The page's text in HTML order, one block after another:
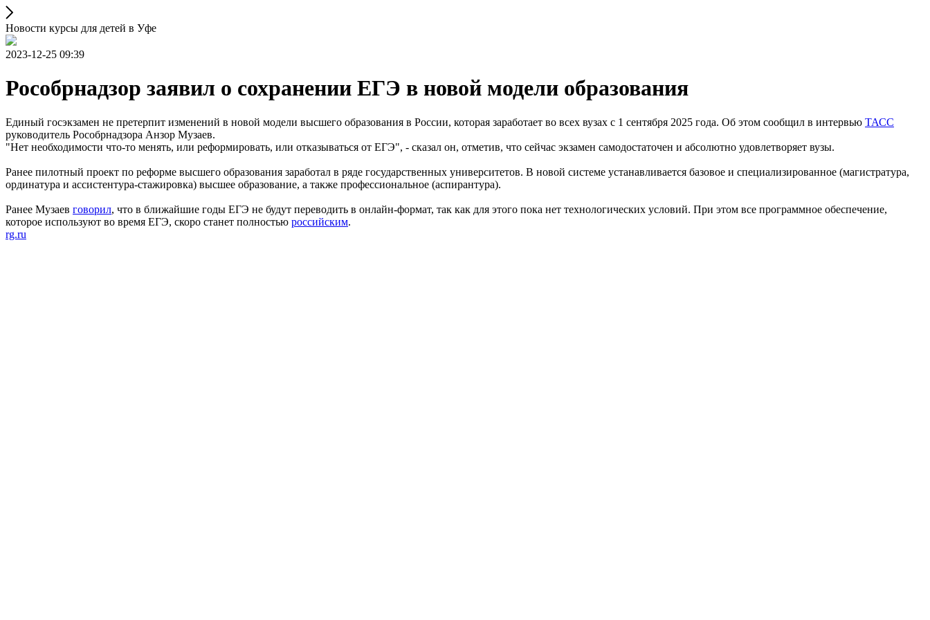
Новости курсы для детей в Уфе
2023-12-25 09:39
Рособрнадзор заявил о сохранении ЕГЭ в новой модели образования
Единый госэкзамен не претерпит изменений в новой модели высшего образования в России, которая заработает во всех вузах с 1 сентября 2025 года. Об этом сообщил в интервью ТАСС
руководитель Рособрнадзора Анзор Музаев.
"Нет необходимости что-то менять, или реформировать, или отказываться от ЕГЭ", - сказал он, отметив, что сейчас экзамен самодостаточен и абсолютно удовлетворяет вузы.
Ранее пилотный проект по реформе высшего образования заработал в ряде государственных университетов. В новой системе устанавливается базовое и специализированное (магистратура,
ординатура и ассистентура-стажировка) высшее образование, а также профессиональное (аспирантура).
Ранее Музаев говорил, что в ближайшие годы ЕГЭ не будут переводить в онлайн-формат, так как для этого пока нет технологических условий. При этом все программное обеспечение,
которое используют во время ЕГЭ, скоро станет полностью российским.
rg.ru